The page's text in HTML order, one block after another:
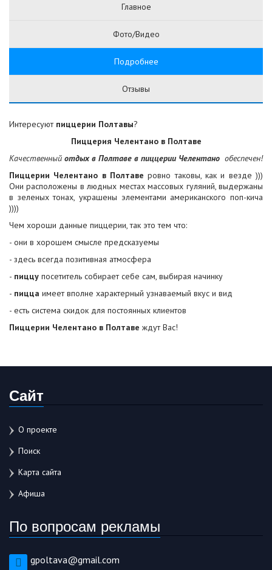
Главное
Фото/Видео
Подробнее
Отзывы
Интересуют пиццерии Полтавы?
Пиццерия Челентано в Полтаве
Качественный отдых в Полтаве в пиццерии Челентано обеспечен!
Пиццерии Челентано в Полтаве ровно таковы, как и везде )))
Они расположены в людных местах массовых гуляний, выдержаны
в зеленых тонах, украшены элементами американского поп-кича
))))
Чем хороши данные пиццерии, так это тем что:
- они в хорошем смысле предсказуемы
- здесь всегда позитивная атмосфера
- пиццу посетитель собирает себе сам, выбирая начинку
- пицца имеет вполне характерный узнаваемый вкус и вид
- есть система скидок для постоянных клиентов
Пиццерии Челентано в Полтаве ждут Вас!
Сайт
О проекте
Поиск
Карта сайта
Афиша
По вопросам рекламы
gpoltava@gmail.com